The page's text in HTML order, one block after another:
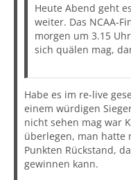
Heute Abend geht
weiter. Das NCAA-
morgen um 3.15
sich quälen mag,
Habe es im re-live
einem würdigen
nicht sehen mag war
überlegen, man hatte
Punkten Rückstand,
gewinnen kann.